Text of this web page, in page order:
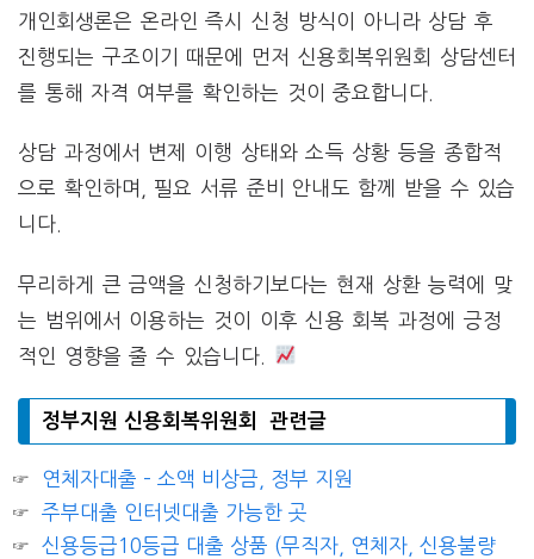
개인회생론은 온라인 즉시 신청 방식이 아니라 상담 후
진행되는 구조이기 때문에 먼저 신용회복위원회 상담센터
를 통해 자격 여부를 확인하는 것이 중요합니다.
상담 과정에서 변제 이행 상태와 소득 상황 등을 종합적
으로 확인하며, 필요 서류 준비 안내도 함께 받을 수 있습
니다.
무리하게 큰 금액을 신청하기보다는 현재 상환 능력에 맞
는 범위에서 이용하는 것이 이후 신용 회복 과정에 긍정
적인 영향을 줄 수 있습니다.
정부지원 신용회복위원회 관련글
연체자대출 – 소액 비상금, 정부 지원
주부대출 인터넷대출 가능한 곳
신용등급10등급 대출 상품 (무직자, 연체자, 신용불량